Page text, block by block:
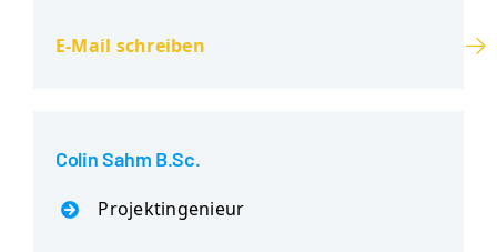
E-Mail schreiben
Colin Sahm B.Sc.
Projektingenieur